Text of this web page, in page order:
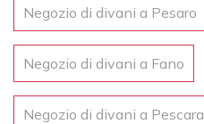
Negozio di divani a Pesaro
Negozio di divani a Fano
Negozio di divani a Pescara